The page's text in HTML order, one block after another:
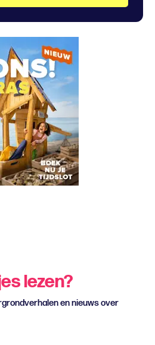
lezen?
en nieuws over